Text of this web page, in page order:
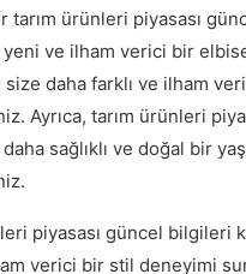
tarım ürünleri piyasası
yeni ve ilham verici bir
size daha farklı ve ilham
Ayrıca, tarım ürünleri
sağlıklı ve doğal bir
piyasası güncel bilgileri
verici bir stil deneyimi